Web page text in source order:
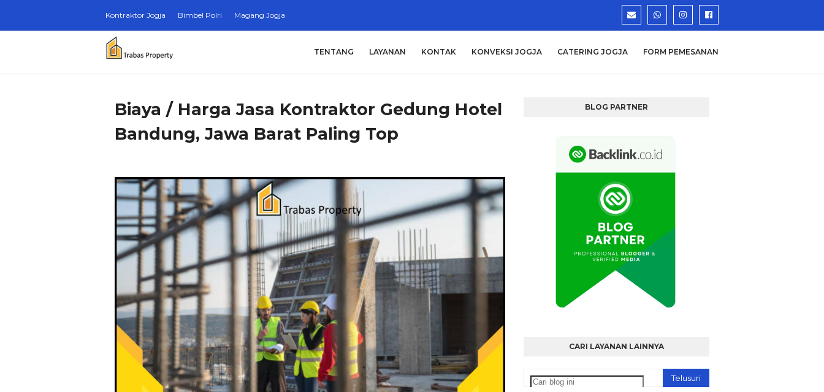
Kontraktor Jogja Bimbel Polri Magang Jogja
TENTANG LAYANAN KONTAK KONVEKSI JOGJA CATERING JOGJA FORM PEMESANAN
Biaya / Harga Jasa Kontraktor Gedung Hotel
Bandung, Jawa Barat Paling Top
BLOG PARTNER
CARI LAYANAN LAINNYA